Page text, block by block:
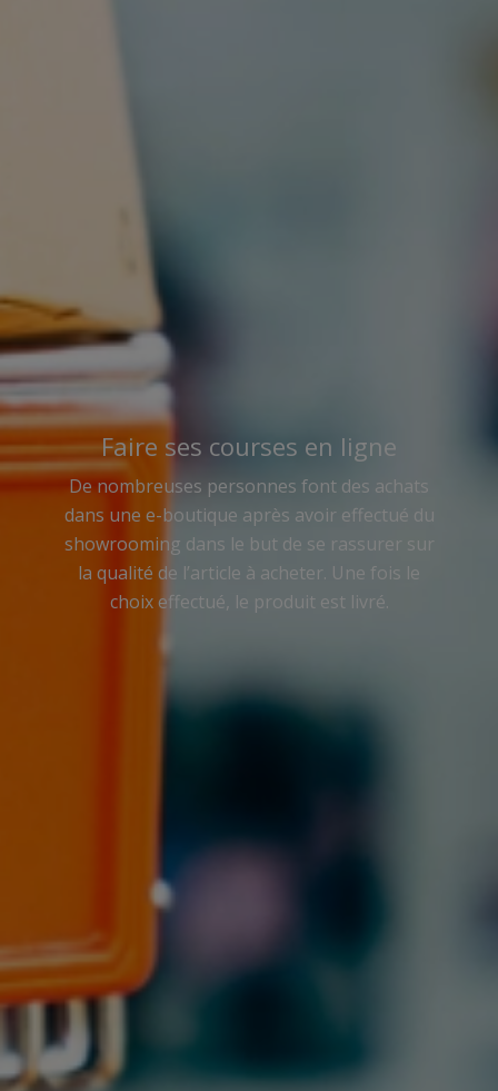
Faire ses courses en ligne
De nombreuses personnes font des achats
dans une e-boutique après avoir effectué du
showrooming dans le but de se rassurer sur
la qualité de l’article à acheter. Une fois le
choix effectué, le produit est livré.